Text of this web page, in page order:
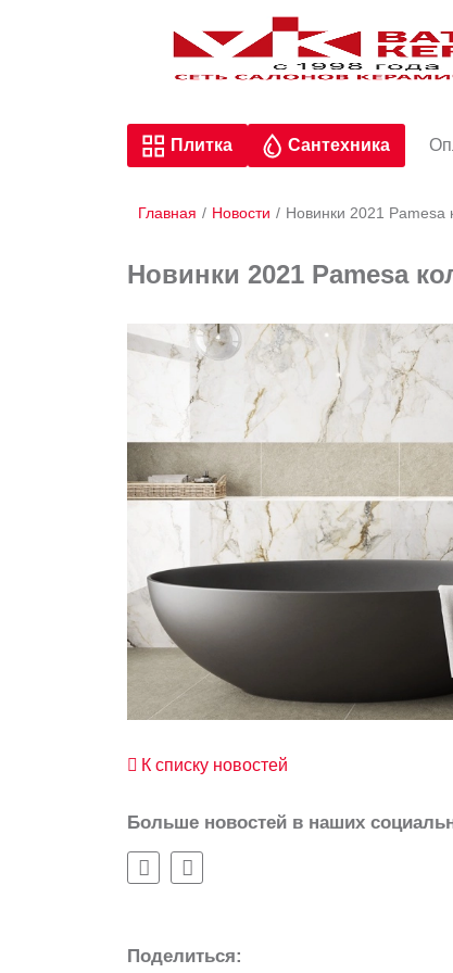
Плитка Сантехника
Главная / Новости / Новинки 2021 Pamesa
Новинки 2021 Pamesa
К списку новостей
Больше новостей в наших
Поделиться: